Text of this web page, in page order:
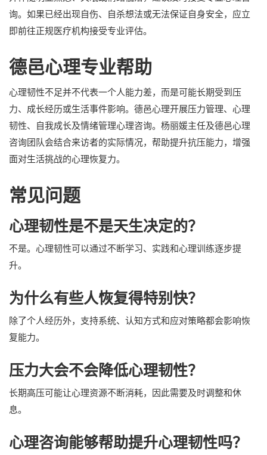
询。如果已经出现自伤、自杀想法或无法保证自身安全，应立
即前往正规医疗机构接受专业评估。
德邑心理专业帮助
心理韧性不足并不代表一个人能力差，而是可能长期受到压
力、成长经历或生活事件影响。德邑心理开展压力管理、心理
韧性、自我成长及情绪管理心理咨询。杨丽媛主任及德邑心理
咨询团队会结合来访者的实际情况，帮助提升抗压能力，增强
面对生活挑战的心理恢复力。
常见问题
心理韧性是不是天生决定的？
不是。心理韧性可以通过不断学习、实践和心理训练逐步提
升。
为什么有些人恢复得特别快？
除了个人经历外，支持系统、认知方式和应对策略都会影响恢
复能力。
压力大会不会降低心理韧性？
长期高压可能让心理资源不断消耗，因此需要及时调整和休
息。
心理咨询能够帮助提升心理韧性吗？